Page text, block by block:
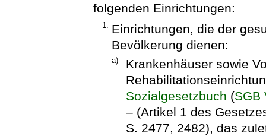
folgenden Einrichtungen:
1. Einrichtungen, die der
Bevölkerung dienen:
a)
Krankenhäuser sowie
Sozialgesetzbuch (SGB
– (Artikel 1 des
S. 2477, 2482), das